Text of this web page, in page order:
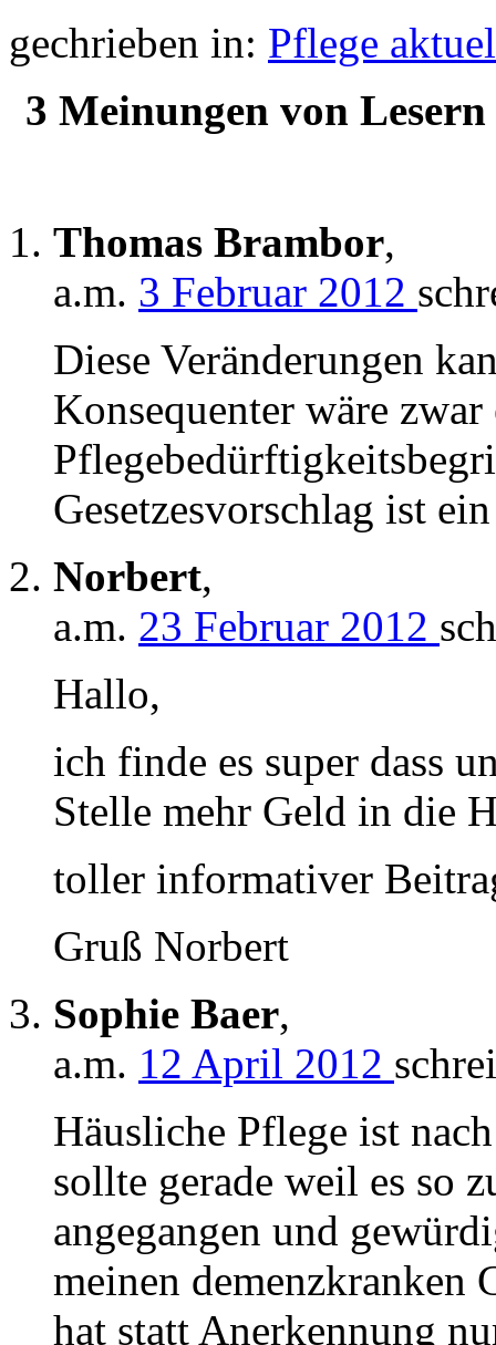
gechrieben in: Pflege
3 Meinungen von
Thomas Brambor,
a.m. 3 Februar 2012
Diese Veränderungen
Konsequenter wäre
Gesetzesvorschlag ist
Norbert,
a.m. 23 Februar 2012
Hallo,
ich finde es super dass
Stelle mehr Geld in die
toller informativer
Gruß Norbert
Sophie Baer,
a.m. 12 April 2012
Häusliche Pflege ist
sollte gerade weil es so
angegangen und
meinen demenzkranken
hat statt Anerkennung